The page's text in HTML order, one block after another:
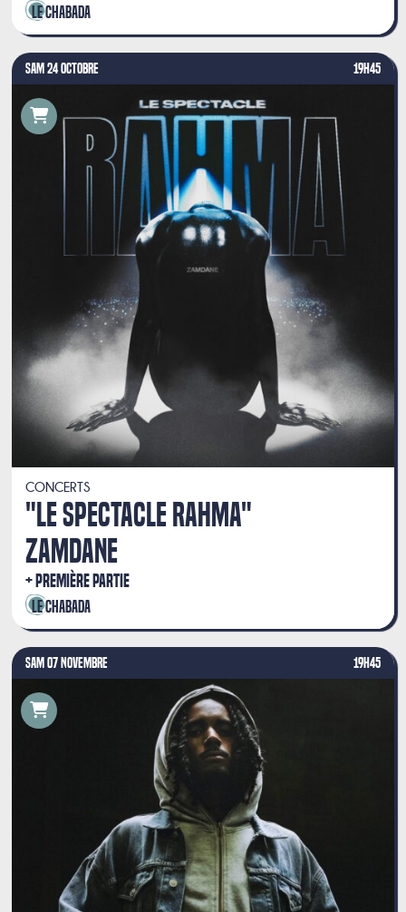
Le Chabada
SAM 24 OCTOBRE 19H45
CONCERTS
"LE SPECTACLE RAHMA"
ZAMDANE
PREMIÈRE PARTIE
Le Chabada
SAM 07 NOVEMBRE 19H45